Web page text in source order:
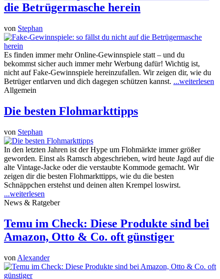
die Betrügermasche herein
von Stephan
Es finden immer mehr Online-Gewinnspiele statt – und du
bekommst sicher auch immer mehr Werbung dafür! Wichtig ist,
nicht auf Fake-Gewinnspiele hereinzufallen. Wir zeigen dir, wie du
Betrüger entlarven und dich dagegen schützen kannst. ...weiterlesen
Allgemein
Die besten Flohmarkttipps
von Stephan
In den letzten Jahren ist der Hype um Flohmärkte immer größer
geworden. Einst als Ramsch abgeschrieben, wird heute Jagd auf die
alte Vintage-Jacke oder die verstaubte Kommode gemacht. Wir
zeigen dir die besten Flohmarkttipps, wie du die besten
Schnäppchen erstehst und deinen alten Krempel loswirst.
...weiterlesen
News & Ratgeber
Temu im Check: Diese Produkte sind bei
Amazon, Otto & Co. oft günstiger
von Alexander